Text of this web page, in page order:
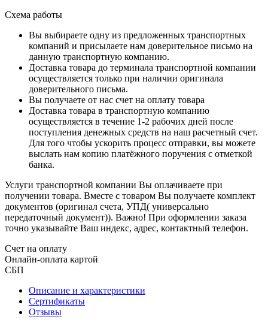
Схема работы
Вы выбираете одну из предложенных транспортных
компаний и присылаете нам доверительное письмо на
данную транспортную компанию.
Доставка товара до терминала транспортной компании
осуществляется только при наличии оригинала
доверительного письма.
Вы получаете от нас счет на оплату товара
Доставка товара в транспортную компанию
осуществляется в течение 1-2 рабочих дней после
поступления денежных средств на наш расчетный счет.
Для того чтобы ускорить процесс отправки, вы можете
выслать нам копию платёжного поручения с отметкой
банка.
Услуги транспортной компании Вы оплачиваете при
получении товара. Вместе с товаром Вы получаете комплект
документов (оригинал счета, УПД( универсально
передаточный документ)). Важно! При оформлении заказа
точно указывайте Ваш индекс, адрес, контактный телефон.
Счет на оплату
Онлайн-оплата картой
СБП
Описание и характеристики
Сертификаты
Отзывы